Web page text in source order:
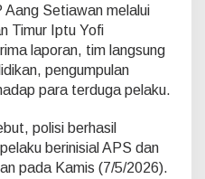
Aang Setiawan melalui
Timur Iptu Yofi
laporan, tim langsung
pengumpulan
para terduga pelaku.
polisi berhasil
berinisial APS dan
pada Kamis (7/5/2026).